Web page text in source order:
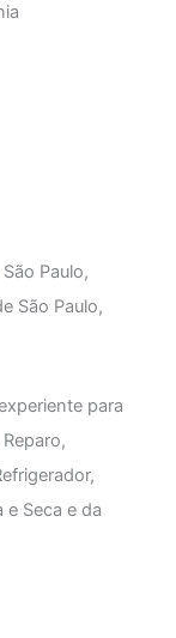
Paulo,
São Paulo,
para
e Seca e da